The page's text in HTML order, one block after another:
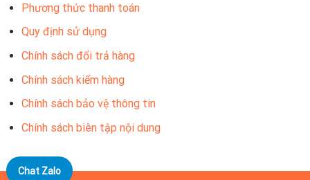
Phương thức thanh toán
Quy định sử dụng
Chính sách đổi trả hàng
Chính sách kiểm hàng
Chính sách bảo vệ thông tin
Chính sách biên tập nội dung
Chat Zalo